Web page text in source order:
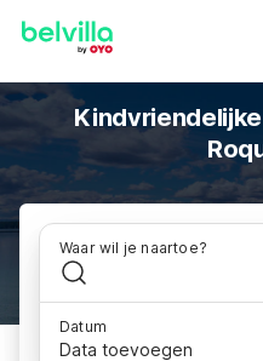
Waar wil je naartoe?
Datum
Data toevoegen